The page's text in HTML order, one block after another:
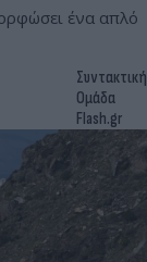
ένα απλό
Συντακτική
Ομάδα
Flash.gr